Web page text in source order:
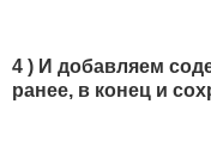
4 ) И добавляем
ранее, в конец и